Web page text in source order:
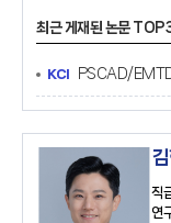
최근 게재된 논문
KCI PSCAD/EMTDC
직
연